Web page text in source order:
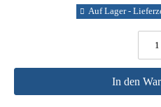
Auf Lager -
In den